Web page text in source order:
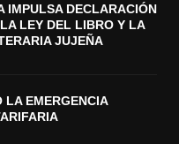
IMPULSA DECLARACIÓN
LEY DEL LIBRO Y LA
JUJEÑA
LA EMERGENCIA